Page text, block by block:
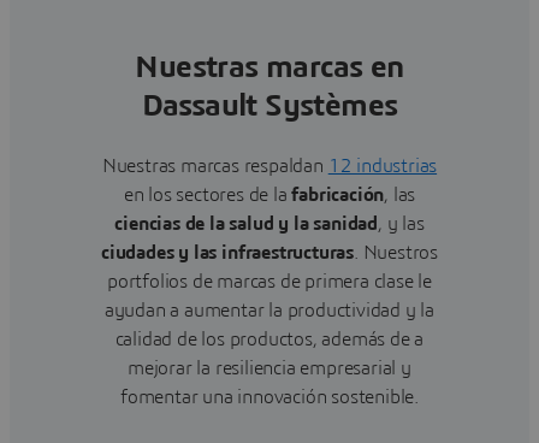
Nuestras marcas en
Dassault Systèmes
Nuestras marcas respaldan 12 industrias
en los sectores de lafabricación, las
ciencias de la salud y
la sanidad , y las
ciudades y las infraestructuras. Nuestros
portfolios de marcas de primera clase le
ayudan a aumentar la productividad y la
calidad de los productos, además de a
mejorar la resiliencia empresarial y
fomentar una innovación sostenible.